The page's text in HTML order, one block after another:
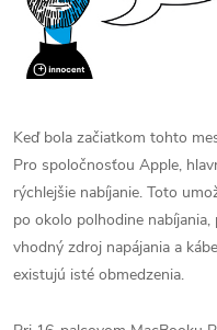
Keď bola začiatkom tohto
Pro spoločnosťou Apple,
rýchlejšie nabíjanie. Toto
po okolo polhodine
vhodný zdroj napájania a
existujú isté obmedzenia.